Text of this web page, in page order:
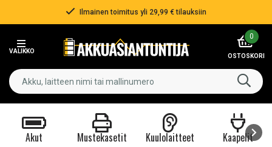
Ilmainen toimitus yli 29,99 € tilauksiin
VALIKKO
0
OSTOSKORI
Akut Mustekasetit Kuulolaitteet Kaapelit